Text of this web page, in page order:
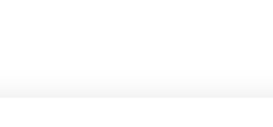
disponibila in carnete A4 a cate 100 de file, tiparite pe